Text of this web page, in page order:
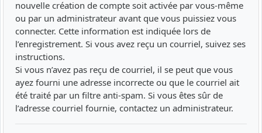
nouvelle création de compte soit activée par vous-même
ou par un administrateur avant que vous puissiez vous
connecter. Cette information est indiquée lors de
l’enregistrement. Si vous avez reçu un courriel, suivez ses
instructions.
Si vous n’avez pas reçu de courriel, il se peut que vous
ayez fourni une adresse incorrecte ou que le courriel ait
été traité par un filtre anti-spam. Si vous êtes sûr de
l’adresse courriel fournie, contactez un administrateur.